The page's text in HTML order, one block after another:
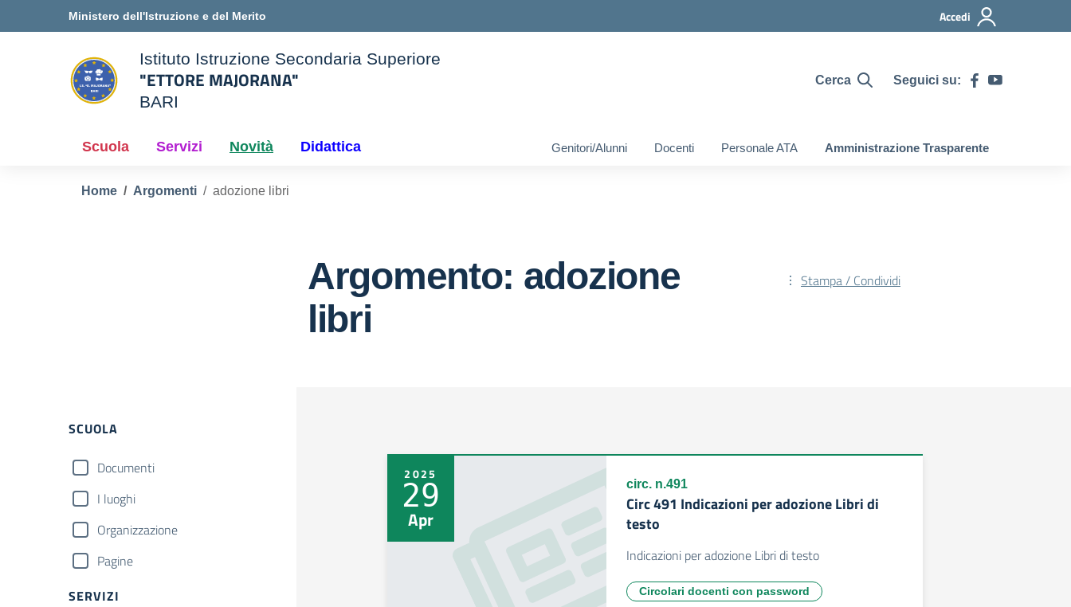
Vai ai contenuti
Vai al menu di navigazioneMinistero dell'Istruzione e del Merito Accedi
scuola
Istituto Istruzione Secondaria Superiore
"ETTORE MAJORANA"
BARI
Cerca Seguici su:
Scuola Servizi Novità Didattica Genitori/Alunni Docenti Personale ATA Amministrazione Trasparente
Home Argomenti adozione libri
Argomento: adozione
libri
Stampa / Condividi
Filtri
SCUOLA
Documenti
I luoghi
Organizzazione
Pagine
SERVIZI
2025
29
Apr
circ. n.491
Circ 491 Indicazioni per adozione Libri di
testo
Indicazioni per adozione Libri di testo
Circolari docenti con password